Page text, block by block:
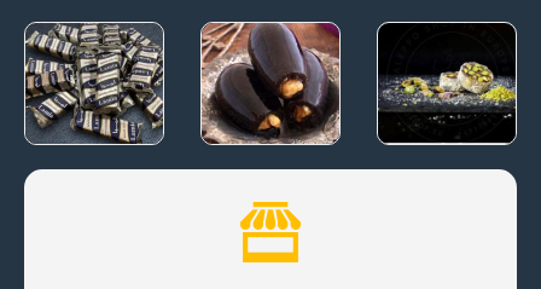
اكسترا مربى بسكويت